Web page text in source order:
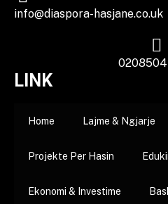
info@diaspora-hasjane.co.uk
LINK
Home Lajme & Ngjarje
Projekte Per Hasin
Ekonomi & Investime